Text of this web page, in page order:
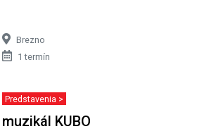
Brezno
1 termín
Predstavenia >
muzikál KUBO